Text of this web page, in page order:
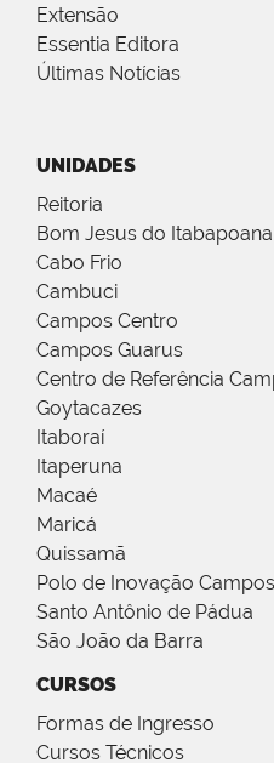
Extensão
Essentia Editora
Últimas Notícias
UNIDADES
Reitoria
Bom Jesus do Itabapoana
Cabo Frio
Cambuci
Campos Centro
Campos Guarus
Centro de Referência
Goytacazes
Itaboraí
Itaperuna
Macaé
Maricá
Quissamã
Polo de Inovação
Santo Antônio de Pádua
São João da Barra
CURSOS
Formas de Ingresso
Cursos Técnicos